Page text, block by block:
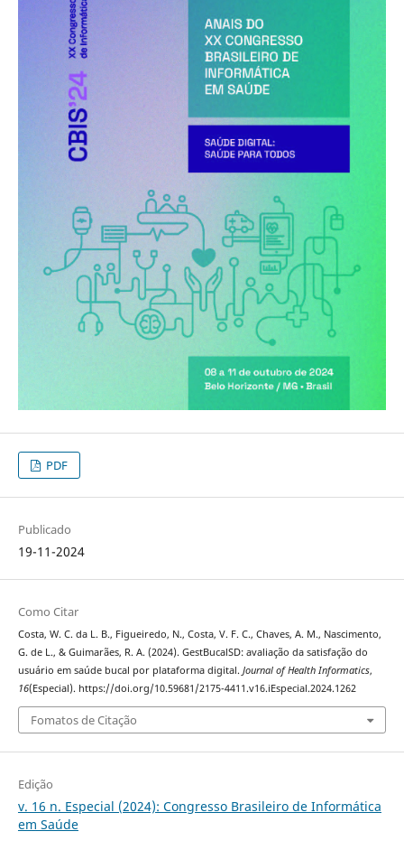
PDF
Publicado
19-11-2024
Como Citar
Costa, W. C. da L. B., Figueiredo, N., Costa, V. F. C., Chaves, A. M., Nascimento,
G. de L., & Guimarães, R. A. (2024). GestBucalSD: avaliação da satisfação do
usuário em saúde bucal por plataforma digital. Journal of Health Informatics,
16(Especial). https://doi.org/10.59681/2175-4411.v16.iEspecial.2024.1262
Fomatos de Citação
Edição
v. 16 n. Especial (2024): Congresso Brasileiro de Informática
em Saúde